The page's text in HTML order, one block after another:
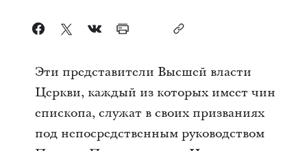
Эти представители Высшей власти
Церкви, каждый из которых имеет чин
епископа, служат в своих призваниях
под непосредственным руководством